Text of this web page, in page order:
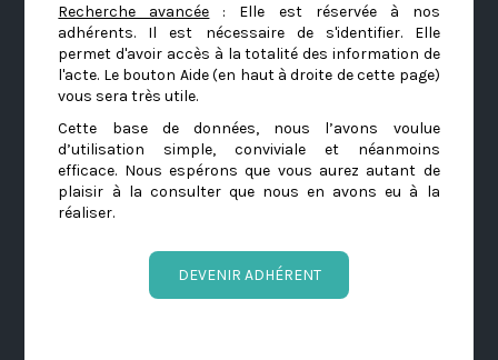
Recherche avancée : Elle est réservée à nos
adhérents. Il est nécessaire de s'identifier. Elle
permet d'avoir accès à la totalité des information de
l'acte. Le bouton Aide (en haut à droite de cette page)
vous sera très utile.
Cette base de données, nous l’avons voulue
d’utilisation simple, conviviale et néanmoins
efficace. Nous espérons que vous aurez autant de
plaisir à la consulter que nous en avons eu à la
réaliser.
DEVENIR ADHÉRENT